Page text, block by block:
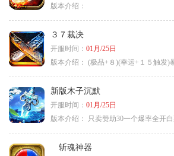
版本介绍：
３７裁决
开服时间： 01月/25日
版本介绍： (极品+８)(幸运+１５触发)
新版木子沉默
开服时间： 01月/25日
版本介绍：
只卖赞助30一个爆率全开
斩魂神器